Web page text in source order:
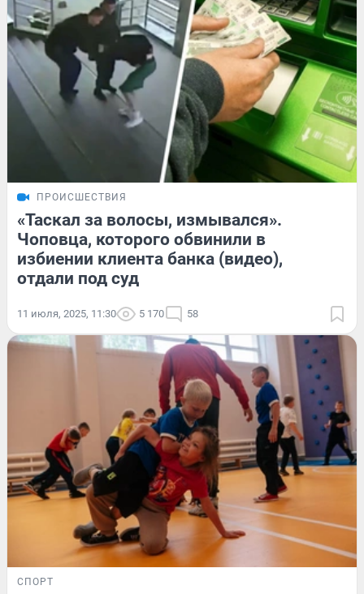
ПРОИСШЕСТВИЯ
«Таскал за волосы, измывался».
Чоповца, которого обвинили в
избиении клиента банка (видео),
отдали под суд
11 июля, 2025, 11:30 5 170 58
СПОРТ